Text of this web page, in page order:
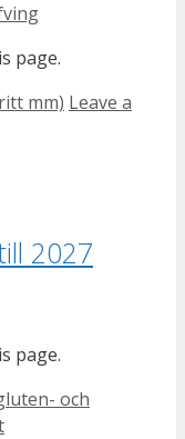
page.
mm) Leave a
2027
page.
och